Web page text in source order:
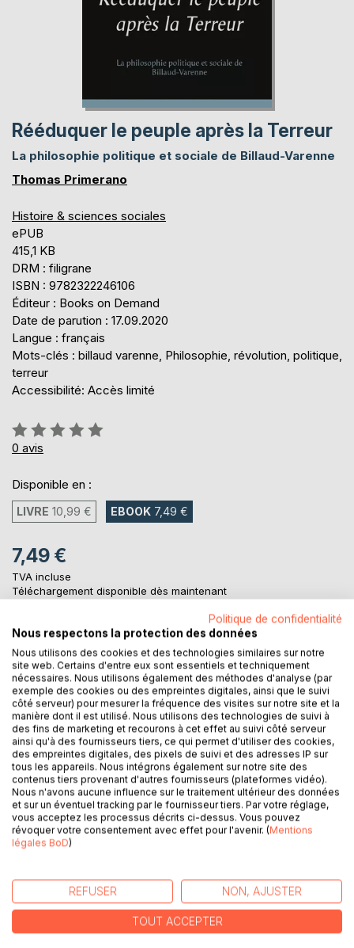
Rééduquer le peuple après la Terreur
La philosophie politique et sociale de Billaud-Varenne
Thomas Primerano
Histoire & sciences sociales
ePUB
415,1 KB
DRM : filigrane
ISBN : 9782322246106
Éditeur : Books on Demand
Date de parution : 17.09.2020
Langue : français
Mots-clés : billaud varenne, Philosophie, révolution, politique,
terreur
Accessibilité: Accès limité
Évaluation:
0%
0 avis
Disponible en :
LIVRE 10,99 € EBOOK 7,49 €
7,49 €
TVA incluse
Téléchargement disponible dès maintenant
AJOUTER AU PANIER
Ajouter à ma liste d'envies
Laisser un avis
DESCRIPTION
Durant la Révolution Française, événement unique dans
l'Histoire du monde, des politiciens tels que Robespierre,
Saint Just ou encore Billaud-Varenne engagent leur
personne mais aussi leurs idées au service de l'utopie
Politique de confidentialité
Nous respectons la protection des données
Nous utilisons des cookies et des technologies similaires sur notre
site web. Certains d'entre eux sont essentiels et techniquement
nécessaires. Nous utilisons également des méthodes d'analyse (par
exemple des cookies ou des empreintes digitales, ainsi que le suivi
côté serveur) pour mesurer la fréquence des visites sur notre site et la
manière dont il est utilisé. Nous utilisons des technologies de suivi à
des fins de marketing et recourons à cet effet au suivi côté serveur
ainsi qu'à des fournisseurs tiers, ce qui permet d'utiliser des cookies,
des empreintes digitales, des pixels de suivi et des adresses IP sur
tous les appareils. Nous intégrons également sur notre site des
contenus tiers provenant d'autres fournisseurs (plateformes vidéo).
Nous n'avons aucune influence sur le traitement ultérieur des données
et sur un éventuel tracking par le fournisseur tiers. Par votre réglage,
vous acceptez les processus décrits ci-dessus. Vous pouvez
révoquer votre consentement avec effet pour l'avenir. (Mentions
légales BoD)
REFUSER NON, AJUSTER
TOUT ACCEPTER